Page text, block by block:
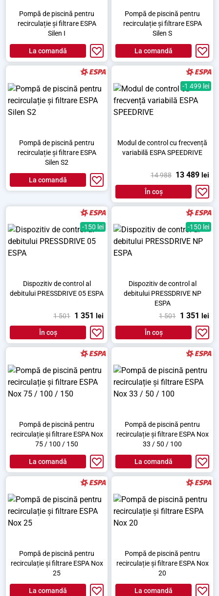
Pompă de piscină pentru
recirculație și filtrare ESPA
Silen I
La comandă
Pompă de piscină pentru
recirculație și filtrare ESPA
Silen S
La comandă
Pompă de piscină pentru
recirculație și filtrare ESPA
Silen S2
La comandă
-1 499 lei
Modul de control cu frecvență
variabilă ESPA SPEEDRIVE
14 988 13 489 lei
În coș
-150 lei
Dispozitiv de control al
debitului PRESSDRIVE 05 ESPA
1 501 1 351 lei
În coș
-150 lei
Dispozitiv de control al
debitului PRESSDRIVE NP
ESPA
1 501 1 351 lei
În coș
Pompă de piscină pentru
recirculație și filtrare ESPA Nox
75 / 100 / 150
La comandă
Pompă de piscină pentru
recirculație și filtrare ESPA Nox
33 / 50 / 100
La comandă
Pompă de piscină pentru
recirculație și filtrare ESPA Nox
25
La comandă
Pompă de piscină pentru
recirculație și filtrare ESPA Nox
20
La comandă